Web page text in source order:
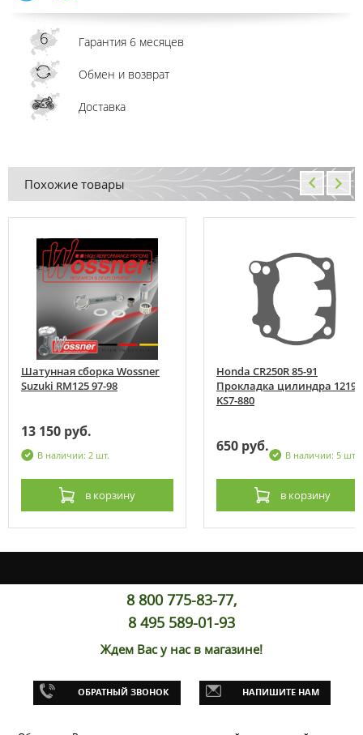
Гарантия 6 месяцев
Обмен и возврат
Доставка
Похожие товары
Шатунная сборка Wossner
Suzuki RM125 97-98
13 150 руб.
В наличии: 2 шт.
в корзину
Honda CR250R 85-91
Прокладка цилиндра
KS7-880
650 руб.
В наличии: 5 шт.
в корзину
8 800 775-83-77,
8 495 589-01-93
Ждем Вас у нас в магазине!
ОБРАТНЫЙ ЗВОНОК НАПИШИТЕ НАМ